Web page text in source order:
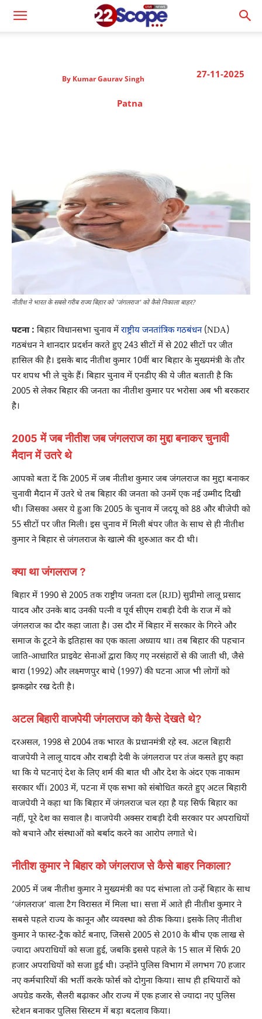
27-11-2025
By Kumar Gaurav Singh
Patna
नीतीश ने भारत के सबसे गरीब राज्य बिहार को 'जंगलराज' को कैसे निकाला बाहर?
पटना : बिहार विधानसभा चुनाव मेंराष्ट्रीय जनतांत्रिक गठबंधन(NDA)
गठबंधन ने शानदार प्रदर्शन करते हुए 243 सीटों में से 202 सीटों पर जीत
हासिल की है। इसके बाद नीतीश कुमार 10वीं बार बिहार के मुख्यमंत्री के तौर
पर शपथ भी ले चुके हैं। बिहार चुनाव में एनडीए की ये जीत बताती है कि
2005 से लेकर बिहार की जनता का नीतीश कुमार पर भरोसा अब भी बरकरार
है।
2005 में जब नीतीश जब जंगलराज का मुद्दा बनाकर चुनावी
मैदान में उतरे थे
आपको बता दें कि 2005 में जब नीतीश कुमार जब जंगलराज का मुद्दा बनाकर
चुनावी मैदान में उतरे थे तब बिहार की जनता को उनमें एक नई उम्मीद दिखी
थी। जिसका असर ये हुआ कि 2005 के चुनाव में जदयू को 88 और बीजेपी को
55 सीटों पर जीत मिली। इस चुनाव में मिली बंपर जीत के साथ से ही नीतीश
कुमार ने बिहार से जंगलराज के खात्मे की शुरुआत कर दी थी।
क्या था जंगलराज ?
बिहार में 1990 से 2005 तक राष्ट्रीय जनता दल (RJD) सुप्रीमो लालू प्रसाद
यादव और उनके बाद उनकी पत्नी व पूर्व सीएम राबड़ी देवी के राज में को
जंगलराज का दौर कहा जाता है। उस दौर में बिहार में सरकार के गिरने और
समाज के टूटने के इतिहास का एक काला अध्याय था। तब बिहार की पहचान
जाति-आधारित प्राइवेट सेनाओं द्वारा किए गए नरसंहारों से की जाती थी, जैसे
बारा (1992) और लक्ष्मणपुर बाथे (1997) की घटना आज भी लोगों को
झकझोर रख देती है।
अटल बिहारी वाजपेयी जंगलराज को कैसे देखते थे?
दरअसल, 1998 से 2004 तक भारत के प्रधानमंत्री रहे स्व. अटल बिहारी
वाजपेयी ने लालू यादव और राबड़ी देवी के जंगलराज पर तंज कसते हुए कहा
था कि ये घटनाएं देश के लिए शर्म की बात थी और देश के अंदर एक नाकाम
सरकार थीं। 2003 में, पटना में एक सभा को संबोधित करते हुए अटल बिहारी
वाजपेयी ने कहा था कि बिहार में जंगलराज चल रहा है यह सिर्फ बिहार का
नहीं, पूरे देश का सवाल है। वाजपेयी अक्सर राबड़ी देवी सरकार पर अपराधियों
को बचाने और संस्थाओं को बर्बाद करने का आरोप लगाते थे।
नीतीश कुमार ने बिहार को जंगलराज से कैसे बाहर निकाला?
2005 में जब नीतीश कुमार ने मुख्यमंत्री का पद संभाला तो उन्हें बिहार के साथ
‘जंगलराज’ वाला टैग विरासत में मिला था। सत्ता में आते ही नीतीश कुमार ने
सबसे पहले राज्य के कानून और व्यवस्था को ठीक किया। इसके लिए नीतीश
कुमार ने फास्ट-ट्रैक कोर्ट बनाए, जिससे 2005 से 2010 के बीच एक लाख से
ज्यादा अपराधियों को सजा हुई, जबकि इससे पहले के 15 साल में सिर्फ 20
हजार अपराधियों को सजा हुई थी। उन्होंने पुलिस विभाग में लगभग 70 हजार
नए कर्मचारियों की भर्ती करके फोर्स को दोगुना किया। साथ ही हथियारों को
अपग्रेड करके, सैलरी बढ़ाकर और राज्य में एक हजार से ज्यादा नए पुलिस
स्टेशन बनाकर पुलिस सिस्टम में बड़ा बदलाव किया।